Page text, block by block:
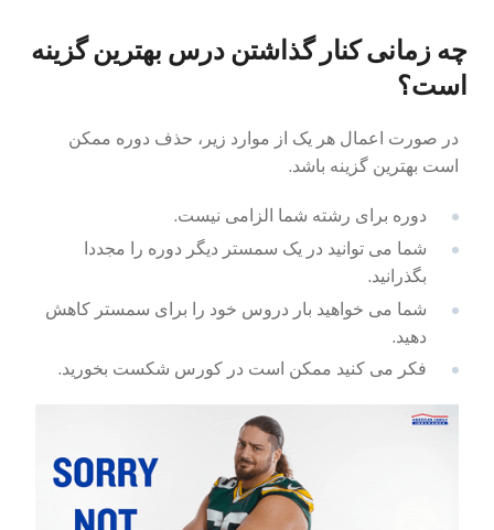
چه زمانی کنار گذاشتن درس بهترین گزینه
است؟
در صورت اعمال هر یک از موارد زیر، حذف دوره ممکن
است بهترین گزینه باشد.
دوره برای رشته شما الزامی نیست.
شما می توانید در یک سمستر دیگر دوره را مجددا
بگذرانید.
شما می خواهید بار دروس خود را برای سمستر کاهش
دهید.
فکر می کنید ممکن است در کورس شکست بخورید.